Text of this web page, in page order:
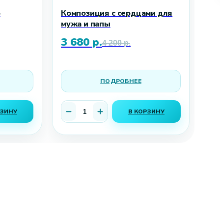
Композиция с сердцами для
мужа и папы
3 680 р.4 200 р.
ПОДРОБНЕЕ
В КОРЗИНУ